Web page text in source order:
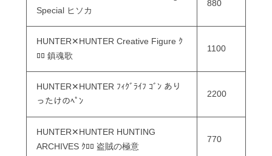
Special ヒソカ
880
HUNTER✕HUNTER Creative Figure ｸ
ﾛﾛ 鎮魂歌
1100
HUNTER✕HUNTER ﾌｨｸﾞﾗｲﾌ ｺﾞﾝ あり
ったけのﾍﾟﾝ
2200
HUNTER✕HUNTER HUNTING
ARCHIVES ｸﾛﾛ 盗賊の極意
770